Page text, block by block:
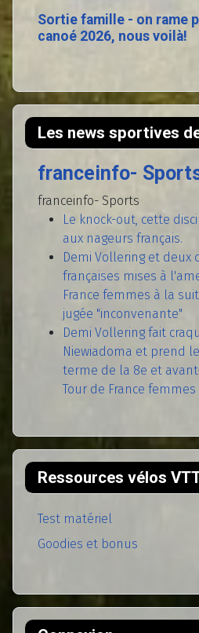
Sortie famille - on rame
canoé 2026, nous voilà!
Les news sportives
franceinfo-
franceinfo- Sports
Le knock-out, cette
aux nageurs français.
Demi Vollering et deux
françaises mises à
France femmes à la
jugée "inconvenante"
Demi Vollering fait
Niewiadoma et prend
terme de la 8e et
Tour de France femmes
Ressources vélos
Test matériel
Goodies et bonus